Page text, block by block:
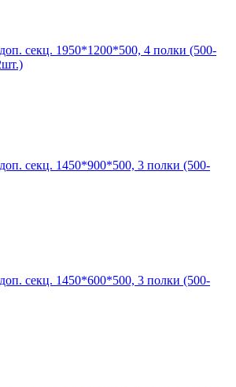
секц. 1950*1200*500, 4 полки (500-
секц. 1450*900*500, 3 полки (500-
секц. 1450*600*500, 3 полки (500-